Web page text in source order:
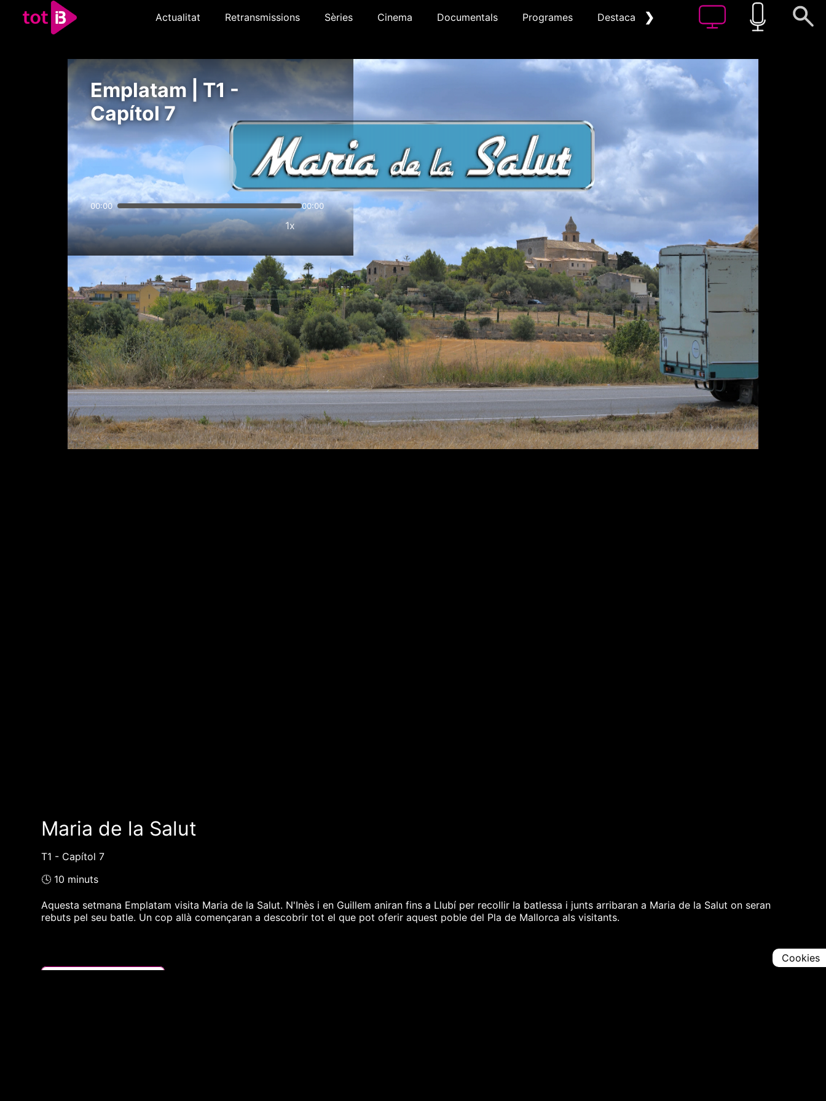
Actualitat Retransmissions Sèries Cinema Documentals Programes Destacat ❯
Emplatam | T1 -
Capítol 7
00:00 00:00
1x
Maria de la Salut
T1 - Capítol 7
🕓 10 minuts
Aquesta setmana Emplatam visita Maria de la Salut. N'Inès i en Guillem aniran fins a Llubí per recollir la batlessa i junts arribaran a Maria de la Salut on seran
rebuts pel seu batle. Un cop allà començaran a descobrir tot el que pot oferir aquest poble del Pla de Mallorca als visitants.
Cookies